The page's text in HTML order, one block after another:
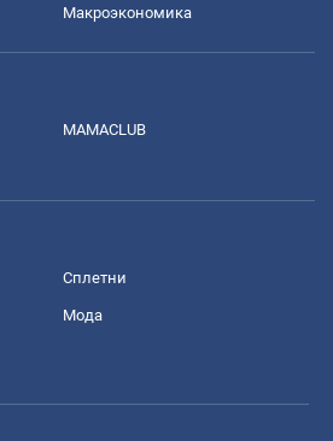
Mакроэкономика
MAMACLUB
Сплетни
Мода